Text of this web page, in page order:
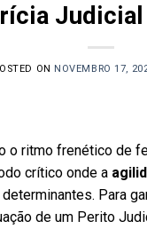
ON NOVEMBRO 17,
o ritmo frenético de
crítico onde a
Para
de um Perito